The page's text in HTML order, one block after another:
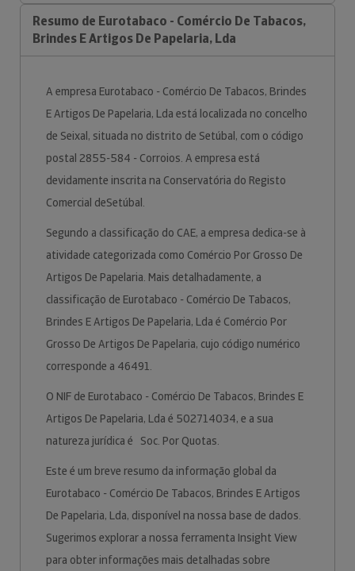
Resumo de Eurotabaco - Comércio De Tabacos,
Brindes E Artigos De Papelaria, Lda
A empresa Eurotabaco - Comércio De Tabacos, Brindes
E Artigos De Papelaria, Lda está localizada no concelho
de Seixal, situada no distrito de Setúbal, com o código
postal 2855-584 - Corroios. A empresa está
devidamente inscrita na Conservatória do Registo
Comercial deSetúbal.
Segundo a classificação do CAE, a empresa dedica-se à
atividade categorizada como Comércio Por Grosso De
Artigos De Papelaria. Mais detalhadamente, a
classificação de Eurotabaco - Comércio De Tabacos,
Brindes E Artigos De Papelaria, Lda é Comércio Por
Grosso De Artigos De Papelaria, cujo código numérico
corresponde a 46491.
O NIF de Eurotabaco - Comércio De Tabacos, Brindes E
Artigos De Papelaria, Lda é 502714034, e a sua
natureza jurídica é Soc. Por Quotas.
Este é um breve resumo da informação global da
Eurotabaco - Comércio De Tabacos, Brindes E Artigos
De Papelaria, Lda, disponível na nossa base de dados.
Sugerimos explorar a nossa ferramenta Insight View
para obter informações mais detalhadas sobre